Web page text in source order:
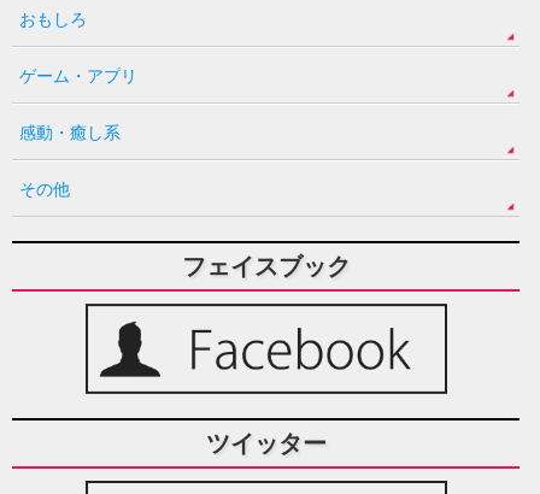
おもしろ
ゲーム・アプリ
感動・癒し系
その他
フェイスブック
ツイッター